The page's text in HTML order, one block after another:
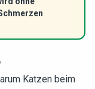
Katzen beim